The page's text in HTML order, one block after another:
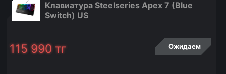
Клавиатура Steelseries Apex 7 (Blue
Switch) US
Ожидаем
115 990тг